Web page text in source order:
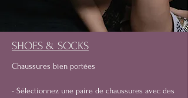
SHOES & SOCKS
Chaussures bien portées
- Sélectionnez une paire de chaussures avec des